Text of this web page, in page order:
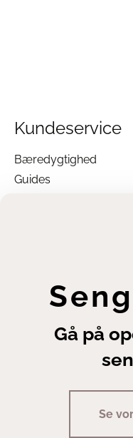
Gå på
Se
Kundeservice
Bæredygtighed
Guides
Fortrydelsesret
Cookie- og